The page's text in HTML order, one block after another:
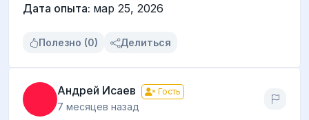
Дата опыта: мар 25, 2026
Полезно (0) Делиться
Андрей Исаев Гость
7 месяцев назад